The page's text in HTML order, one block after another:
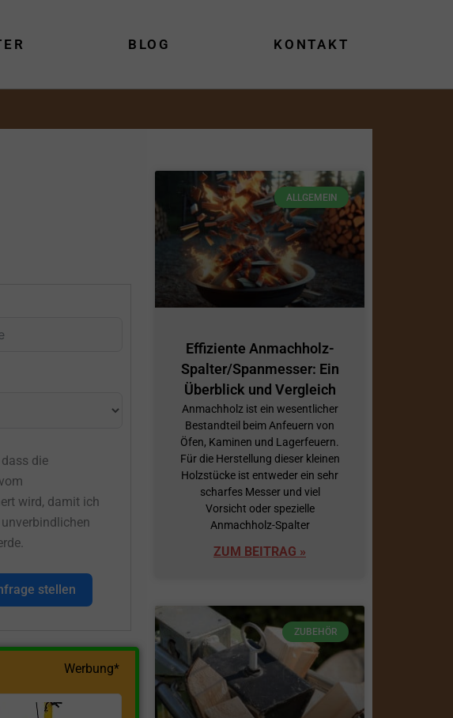
BLOG KONTAKT
die
wird, damit ich
stellen
Werbung*
ALLGEMEIN
Effiziente Anmachholz-
Spalter/Spanmesser: Ein
Überblick und Vergleich
Anmachholz ist ein wesentlicher
Bestandteil beim Anfeuern von
Öfen, Kaminen und Lagerfeuern.
Für die Herstellung dieser kleinen
Holzstücke ist entweder ein sehr
scharfes Messer und viel
Vorsicht oder spezielle
Anmachholz-Spalter
ZUM BEITRAG »
ZUBEHÖR